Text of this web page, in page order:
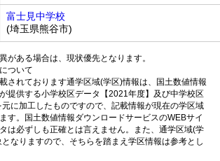
富士見中学校
(埼玉県熊谷市)
がある場合は、現状優先となります。
ついて
されております通学区域(学区)情報は、国土数値情報
提供する小学校区データ【2021年度】及び中学校区
に加工したものですので、記載情報が現在の学区域
す。国土数値情報ダウンロードサービスのWEBサイ
は必ずしも正確とは言えません。また、通学区域(学
なりますので、そちらを踏まえ学区情報は参考とし